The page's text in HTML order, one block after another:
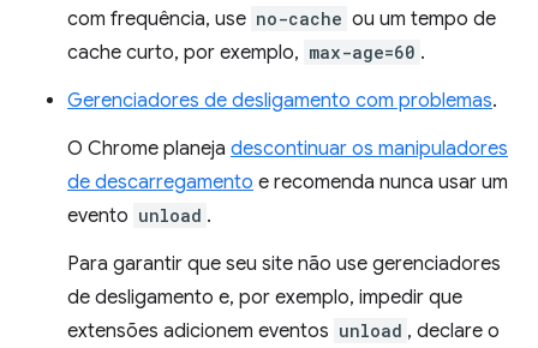
com frequência, use no-cache ou um tempo de
cache curto, por exemplo, max-age=60 .
Gerenciadores de desligamento com problemas.
O Chrome planeja descontinuar os manipuladores
de descarregamento e recomenda nunca usar um
evento unload .
Para garantir que seu site não use gerenciadores
de desligamento e, por exemplo, impedir que
extensões adicionem eventos unload , declare o